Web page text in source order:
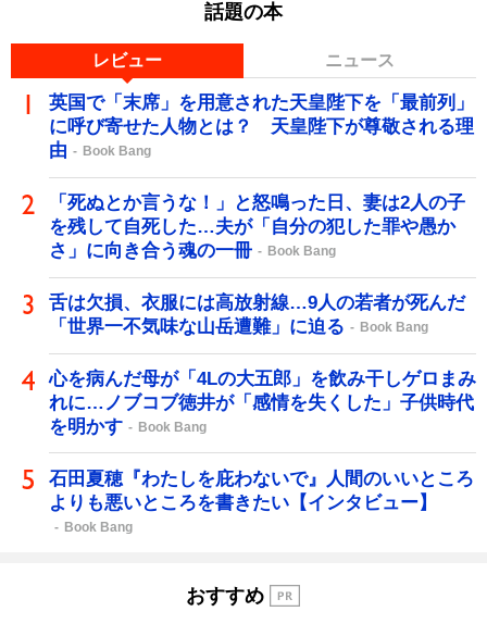
話題の本
レビュー ニュース
英国で「末席」を用意された天皇陛下を「最前列」
に呼び寄せた人物とは？ 天皇陛下が尊敬される理
由
Book Bang
「死ぬとか言うな！」と怒鳴った日、妻は2人の子
を残して自死した…夫が「自分の犯した罪や愚か
さ」に向き合う魂の一冊
Book Bang
舌は欠損、衣服には高放射線…9人の若者が死んだ
「世界一不気味な山岳遭難」に迫る
Book Bang
心を病んだ母が「4Lの大五郎」を飲み干しゲロまみ
れに…ノブコブ徳井が「感情を失くした」子供時代
を明かす
Book Bang
石田夏穂『わたしを庇わないで』人間のいいところ
よりも悪いところを書きたい【インタビュー】
Book Bang
おすすめ